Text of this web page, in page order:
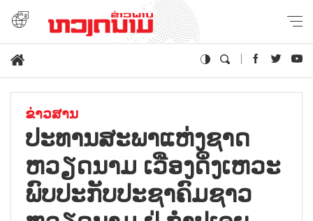
ຂ່າວສານ
ປະທານສະພາແຫ່ງຊາດ
ຫວຽດນາມ ເວືອງດິ່ງເຫວະ
ພົບປະກັບປະຊາຄົມຊາວ